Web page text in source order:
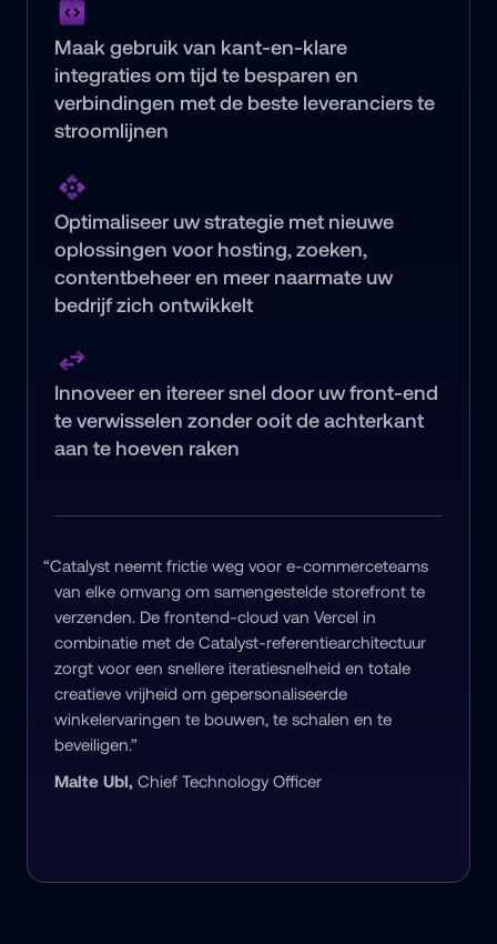
Maak gebruik van kant-en-klare
integraties om tijd te besparen en
verbindingen met de beste leveranciers te
stroomlijnen
Optimaliseer uw strategie met nieuwe
oplossingen voor hosting, zoeken,
contentbeheer en meer naarmate uw
bedrijf zich ontwikkelt
Innoveer en itereer snel door uw front-end
te verwisselen zonder ooit de achterkant
aan te hoeven raken
“Catalyst neemt frictie weg voor e-commerceteams
van elke omvang om samengestelde storefront te
verzenden. De frontend-cloud van Vercel in
combinatie met de Catalyst-referentiearchitectuur
zorgt voor een snellere iteratiesnelheid en totale
creatieve vrijheid om gepersonaliseerde
winkelervaringen te bouwen, te schalen en te
beveiligen.”
Malte Ubl, Chief Technology Officer